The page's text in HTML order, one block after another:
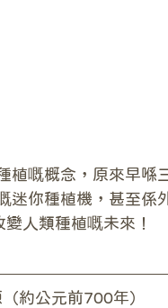
植嘅概念，原來早喺
迷你種植機，甚至係
人類種植嘅未來！
約公元前700年）